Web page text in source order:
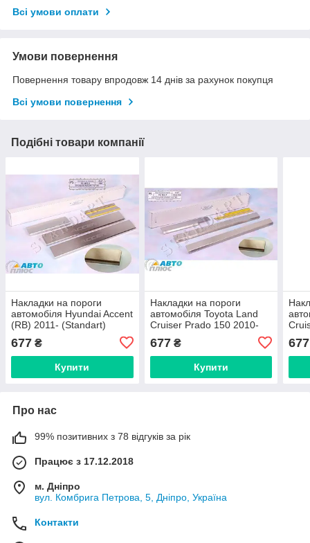
Всі умови оплати
Умови повернення
Повернення товару впродовж 14 днів за рахунок покупця
Всі умови повернення
Подібні товари компанії
Накладки на пороги
автомобіля Hyundai Accent
(RB) 2011- (Standart)
677 ₴
Купити
Накладки на пороги
автомобіля Toyota Land
Cruiser Prado 150 2010-
677₴
Купити
677
Про нас
99% позитивних з 78 відгуків за рік
Працює з 17.12.2018
м. Дніпро
вул. Комбрига Петрова, 5, Дніпро, Україна
Контакти